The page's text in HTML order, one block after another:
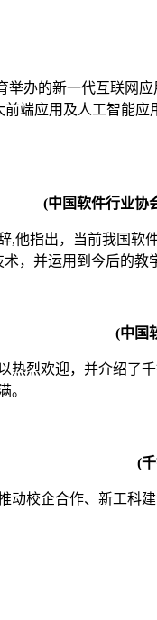
办的新一代互联网应
端应用及人工智能
(中国软件行业协
指出，当前我国软
，并运用到今后的
(中国
欢迎，并介绍了千
。
(
校企合作、新工科